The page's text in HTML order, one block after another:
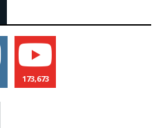
173,673